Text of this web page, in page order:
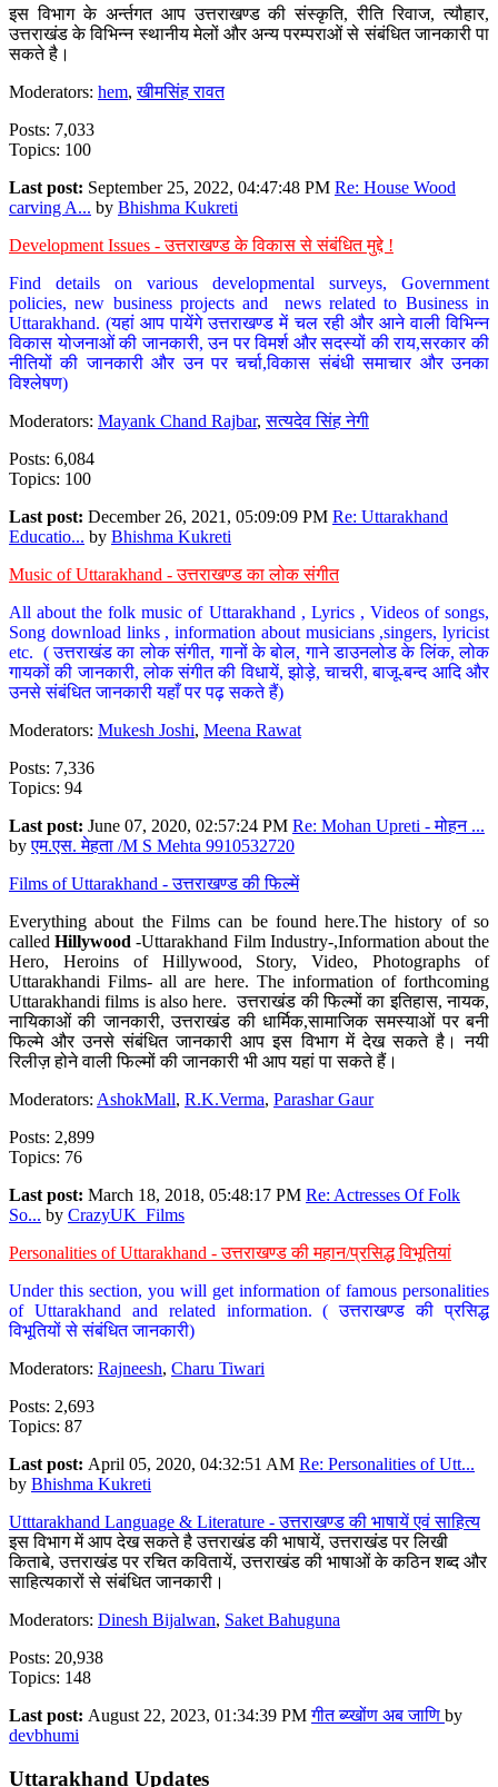
इस विभाग के अर्न्तगत आप उत्तराखण्ड की संस्कृति, रीति रिवाज, त्यौहार,
उत्तराखंड के विभिन्न स्थानीय मेलों और अन्य परम्पराओं से संबंधित जानकारी पा
सकते है।
Moderators: hem,खीमसिंह रावत
Posts: 7,033
Topics: 100
Last post: September 25, 2022, 04:47:48 PM Re: House Wood
carving A... by Bhishma Kukreti
Development Issues - उत्तराखण्ड के विकास से संबंधित मुद्दे !
Find details on various developmental surveys, Government
policies, new business projects and news related to Business in
Uttarakhand. (यहां आप पायेंगे उत्तराखण्ड में चल रही और आने वाली विभिन्न
विकास योजनाओं की जानकारी, उन पर विमर्श और सदस्यों की राय,सरकार की
नीतियों की जानकारी और उन पर चर्चा,विकास संबंधी समाचार और उनका
विश्लेषण)
Moderators: Mayank Chand Rajbar,सत्यदेव सिंह नेगी
Posts: 6,084
Topics: 100
Last post: December 26, 2021, 05:09:09 PM Re: Uttarakhand
Educatio... by Bhishma Kukreti
Music of Uttarakhand - उत्तराखण्ड का लोक संगीत
All about the folk music of Uttarakhand , Lyrics , Videos of songs,
Song download links , information about musicians ,singers, lyricist
etc. ( उत्तराखंड का लोक संगीत, गानों के बोल, गाने डाउनलोड के लिंक, लोक
गायकों की जानकारी, लोक संगीत की विधायें, झोड़े, चाचरी, बाजू-बन्द आदि और
उनसे संबंधित जानकारी यहाँ पर पढ़ सकते हैं)
Moderators: Mukesh Joshi, Meena Rawat
Posts: 7,336
Topics: 94
Last post: June 07, 2020, 02:57:24 PM Re: Mohan Upreti - मोहन ...
byएम.एस. मेहता /M S Mehta 9910532720
Films of Uttarakhand - उत्तराखण्ड की फिल्में
Everything about the Films can be found here.The history of so
calledHillywood-Uttarakhand Film Industry-,Information about the
Hero, Heroins of Hillywood, Story, Video, Photographs of
Uttarakhandi Films- all are here. The information of forthcoming
Uttarakhandi films is also here. उत्तराखंड की फिल्मों का इतिहास, नायक,
नायिकाओं की जानकारी, उत्तराखंड की धार्मिक,सामाजिक समस्याओं पर बनी
फिल्मे और उनसे संबंधित जानकारी आप इस विभाग में देख सकते है। नयी
रिलीज़ होने वाली फिल्मों की जानकारी भी आप यहां पा सकते हैं।
Moderators: AshokMall, R.K.Verma, Parashar Gaur
Posts: 2,899
Topics: 76
Last post: March 18, 2018, 05:48:17 PM Re: Actresses Of Folk
So... by CrazyUK_Films
Personalities of Uttarakhand - उत्तराखण्ड की महान/प्रसिद्ध विभूतियां
Under this section, you will get information of famous personalities
of Uttarakhand and related information. ( उत्तराखण्ड की प्रसिद्ध
विभूतियों से संबंधित जानकारी)
Moderators: Rajneesh, Charu Tiwari
Posts: 2,693
Topics: 87
Last post: April 05, 2020, 04:32:51 AM Re: Personalities of Utt...
by Bhishma Kukreti
Utttarakhand Language & Literature - उत्तराखण्ड की भाषायें एवं साहित्य
इस विभाग में आप देख सकते है उत्तराखंड की भाषायें, उत्तराखंड पर लिखी
किताबे, उत्तराखंड पर रचित कवितायें, उत्तराखंड की भाषाओं के कठिन शब्द और
साहित्यकारों से संबंधित जानकारी।
Moderators: Dinesh Bijalwan, Saket Bahuguna
Posts: 20,938
Topics: 148
Last post: August 22, 2023, 01:34:39 PMगीत ब्य्खोंण अब जाणि by
devbhumi
Uttarakhand Updates